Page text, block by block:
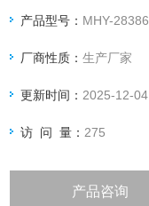
产品型号： MHY-28386
厂商性质：生产厂家
更新时间： 2025-12-04
访 问 量： 275
产品咨询